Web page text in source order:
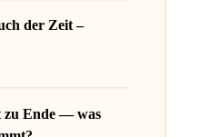
der Zeit –
zu Ende — was